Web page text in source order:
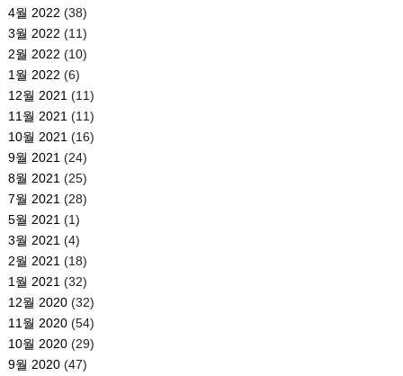
4월 2022 (38)
3월 2022 (11)
2월 2022 (10)
1월 2022 (6)
12월 2021 (11)
11월 2021 (11)
10월 2021 (16)
9월 2021 (24)
8월 2021 (25)
7월 2021 (28)
5월 2021 (1)
3월 2021 (4)
2월 2021 (18)
1월 2021 (32)
12월 2020(32)
11월 2020(54)
10월 2020(29)
9월 2020(47)